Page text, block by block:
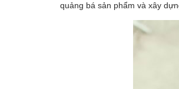
quảng bá sản phẩm và xây